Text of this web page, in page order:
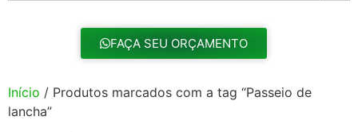
FAÇA SEU ORÇAMENTO
Início / Produtos marcados com a tag “Passeio de
lancha”